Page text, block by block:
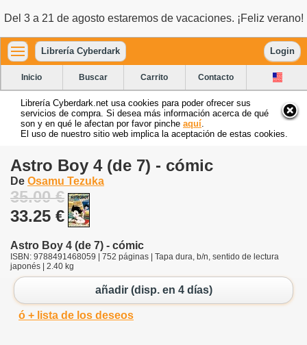
Del 3 a 21 de agosto estaremos de vacaciones. ¡Feliz verano!
Librería Cyberdark Login
Inicio Buscar Carrito Contacto
Librería Cyberdark.net usa cookies para poder ofrecer sus
servicios de compra. Si desea más información acerca de qué
son y en qué le afectan por favor pinche aquí
El uso de nuestro sitio web implica la aceptación de estas cookies.
Astro Boy 4 (de 7) - cómic
De Osamu Tezuka
35.00 €
33.25 €
Astro Boy 4 (de 7) - cómic
ISBN: 9788491468059 | 752 páginas | Tapa dura, b/n, sentido de lectura
japonés | 2.40 kg
añadir (disp. en 4 días)
ó + lista de los deseos